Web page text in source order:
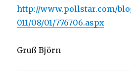
http://www.pollstar.com/
011/08/01/776706.aspx
Gruß Björn